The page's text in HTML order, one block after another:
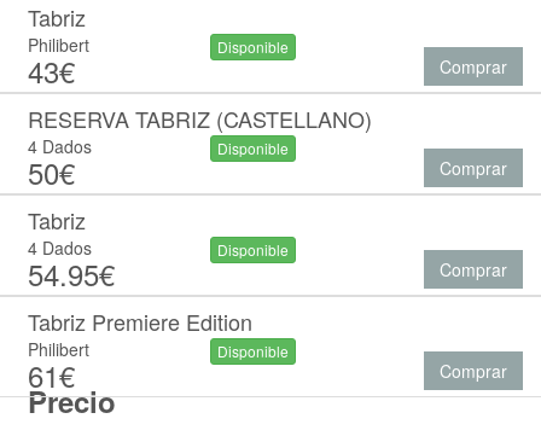
Precio
Tabriz
Philibert
43€
Disponible
Comprar
RESERVA TABRIZ (CASTELLANO)
4 Dados
50€
Disponible
Comprar
Tabriz
4 Dados
54.95€
Disponible
Comprar
Tabriz Premiere Edition
Philibert
61€
Disponible
Comprar